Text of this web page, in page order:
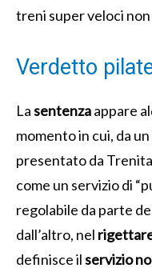
treni super veloci non
Verdetto
Lasentenzaappare
momento in cui, da
presentato da
come un servizio di
regolabile da parte
dall’altro, nel
definisce ilservizio